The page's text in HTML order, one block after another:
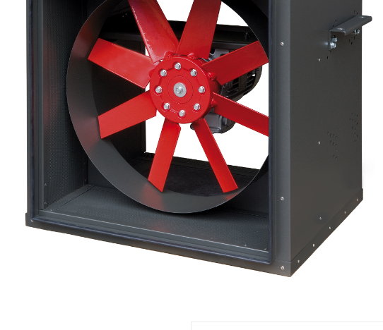
Electrical
Equipment
solutions in
lighting and
electrical
material for
each project